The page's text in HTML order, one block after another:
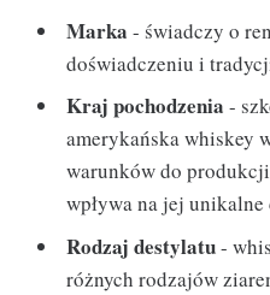
Marka - świadczy o
doświadczeniu i
Kraj pochodzenia -
amerykańska whiskey
warunków do
wpływa na jej unikalne
Rodzaj destylatu-
różnych rodzajów